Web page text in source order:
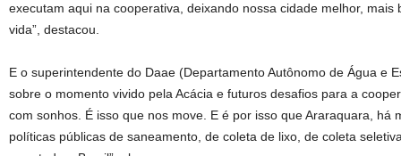
executam aqui na cooperativa, deixando nossa cidade melhor, mais
vida”, destacou.
E o superintendente do Daae (Departamento Autônomo de Água e
sobre o momento vivido pela Acácia e futuros desafios para a
com sonhos. É isso que nos move. E é por isso que Araraquara, há
políticas públicas de saneamento, de coleta de lixo, de coleta